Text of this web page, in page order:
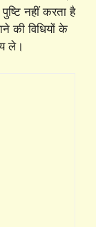
नहीं करता है
की विधियों के
ले।